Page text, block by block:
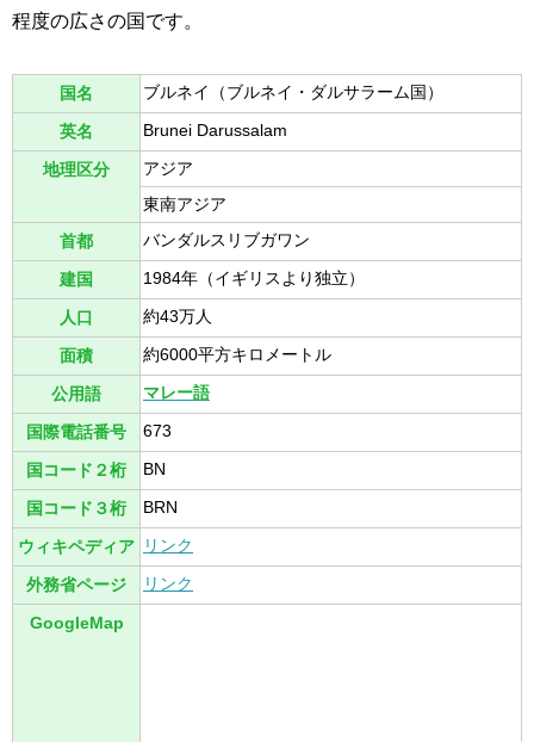
程度の広さの国です。
国名 ブルネイ（ブルネイ・ダルサラーム国）
英名 Brunei Darussalam
地理区分
アジア
東南アジア
首都 バンダルスリブガワン
建国 1984年（イギリスより独立）
人口 約43万人
面積 約6000平方キロメートル
公用語 マレー語
国際電話番号 673
国コード２桁 BN
国コード３桁 BRN
ウィキペディア リンク
外務省ページ リンク
GoogleMap